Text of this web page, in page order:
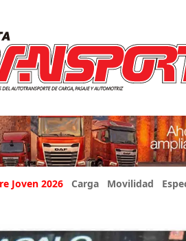
Joven 2026 Carga Movilidad